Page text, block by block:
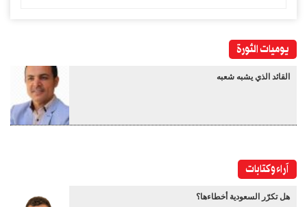
يوميات الثورة
القائد الذي يشبه شعبه
آراء وكتابات
هل تكرّر السعودية أخطاءها؟